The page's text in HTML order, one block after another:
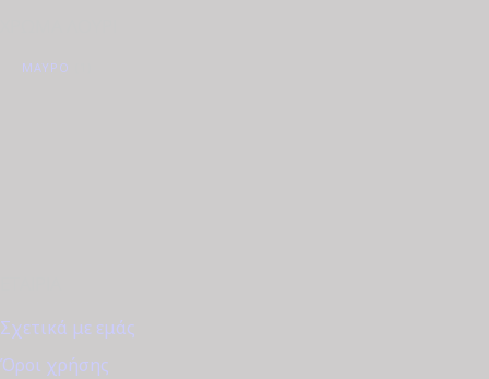
ΜΑΥΡΟ
Σχετικά με εμάς
Όροι χρήσης